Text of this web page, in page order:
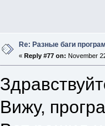
Re: Разные баги
« Reply #77 on: November
Вижу,